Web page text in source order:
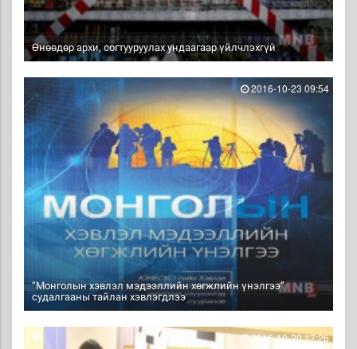
Өнөөдөр архи, согтууруулах ундаагаар үйлчлэхгүй
“Монголын хэвлэл мэдээллийн хөгжлийн үнэлгээ”
судалгааны тайлан хэвлэгдлээ
2016-10-23 09:54
2016-10-20 17:26